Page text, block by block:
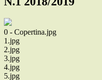
0 - Copertina.jpg
1.jpg
2.jpg
3.jpg
4.jpg
5.jpg